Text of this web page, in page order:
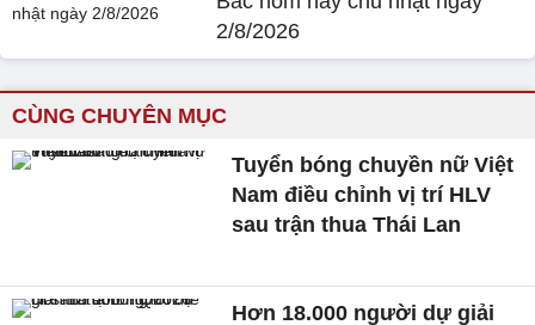
2/8/2026
CÙNG CHUYÊN MỤC
Tuyển bóng chuyền nữ Việt
Nam điều chỉnh vị trí HLV
sau trận thua Thái Lan
Hơn 18.000 người dự giải